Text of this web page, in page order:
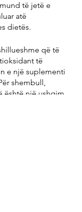
të jetë e
atë
dietës.
që të
të
e një suplementi
shembull,
është një ushqim